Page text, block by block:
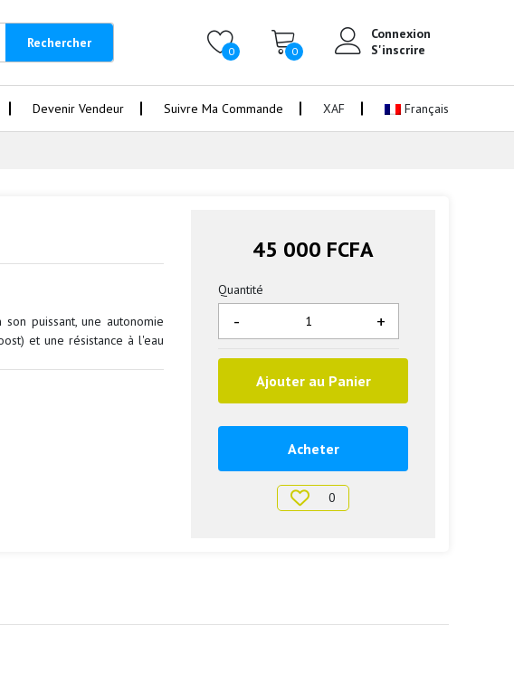
Rechercher
0 0
Connexion
S'inscrire
Devenir Vendeur Suivre Ma Commande XAF Français
puissant, une autonomie
et une résistance à l'eau
45 000 FCFA
Quantité
+
-
Ajouter au Panier
Acheter
0